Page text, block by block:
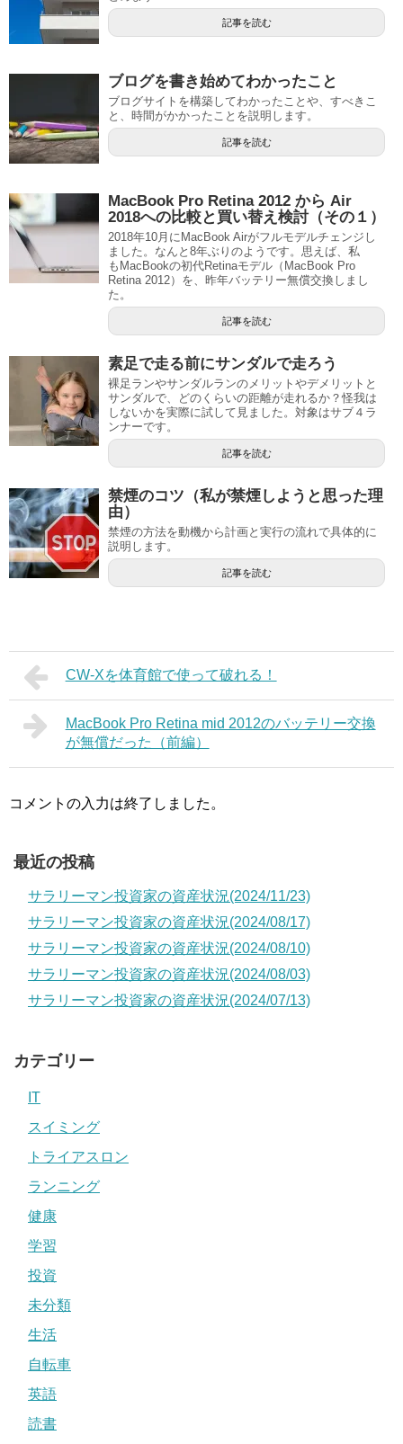
記事を読む
ブログを書き始めてわかったこと
ブログサイトを構築してわかったことや、すべきこ
と、時間がかかったことを説明します。
記事を読む
MacBook Pro Retina 2012 から Air
2018への比較と買い替え検討（その１）
2018年10月にMacBook Airがフルモデルチェンジし
ました。なんと8年ぶりのようです。思えば、私
もMacBookの初代Retinaモデル（MacBook Pro
Retina 2012）を、昨年バッテリー無償交換しまし
た。
記事を読む
素足で走る前にサンダルで走ろう
裸足ランやサンダルランのメリットやデメリットと
サンダルで、どのくらいの距離が走れるか？怪我は
しないかを実際に試して見ました。対象はサブ４ラ
ンナーです。
記事を読む
禁煙のコツ（私が禁煙しようと思った理
由）
禁煙の方法を動機から計画と実行の流れで具体的に
説明します。
記事を読む
CW-Xを体育館で使って破れる！
MacBook Pro Retina mid 2012のバッテリー交換
が無償だった（前編）
コメントの入力は終了しました。
最近の投稿
サラリーマン投資家の資産状況(2024/11/23)
サラリーマン投資家の資産状況(2024/08/17)
サラリーマン投資家の資産状況(2024/08/10)
サラリーマン投資家の資産状況(2024/08/03)
サラリーマン投資家の資産状況(2024/07/13)
カテゴリー
IT
スイミング
トライアスロン
ランニング
健康
学習
投資
未分類
生活
自転車
英語
読書